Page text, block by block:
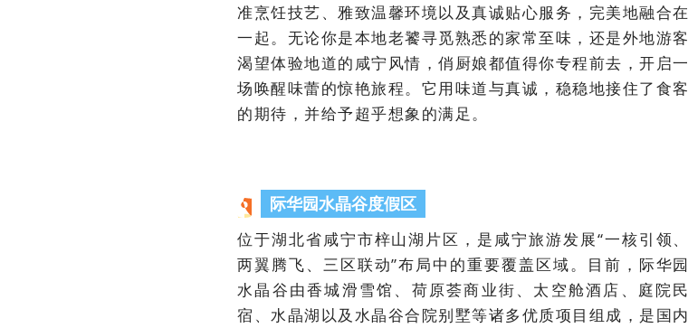
准烹饪技艺、雅致温馨环境以及真诚贴心服务，完美地融合在
一起。无论你是本地老饕寻觅熟悉的家常至味，还是外地游客
渴望体验地道的咸宁风情，俏厨娘都值得你专程前去，开启一
场唤醒味蕾的惊艳旅程。它用味道与真诚，稳稳地接住了食客
的期待，并给予超乎想象的满足。
际华园水晶谷度假区
位于湖北省咸宁市梓山湖片区，是咸宁旅游发展“一核引领、
两翼腾飞、三区联动”布局中的重要覆盖区域。目前，际华园
水晶谷由香城滑雪馆、荷原荟商业街、太空舱酒店、庭院民
宿、水晶湖以及水晶谷合院别墅等诸多优质项目组成，是国内